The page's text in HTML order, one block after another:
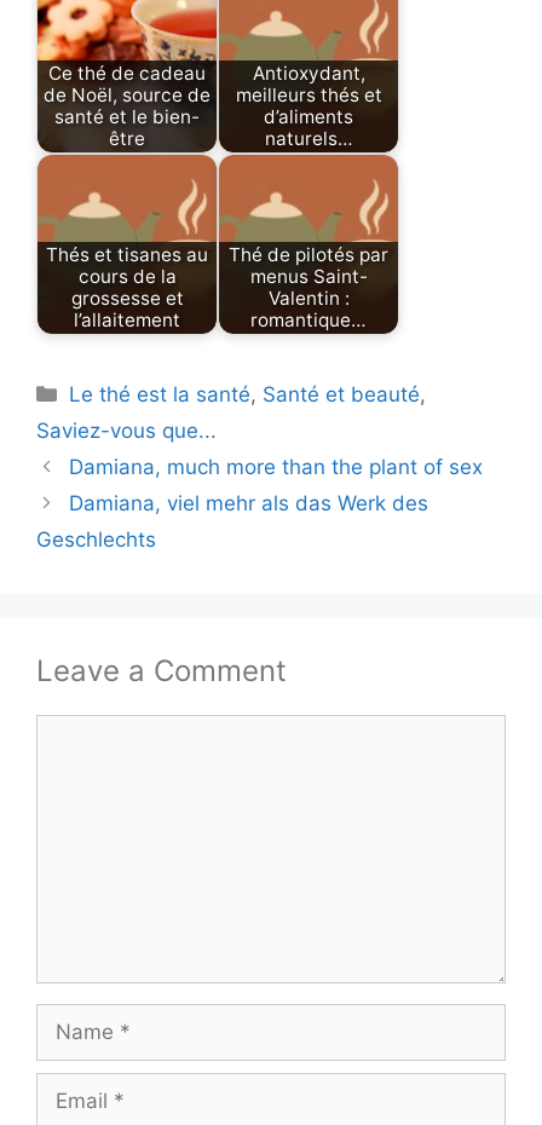
Ce thé de cadeau
de Noël, source de
santé et le bien-
être
Antioxydant,
meilleurs thés et
d’aliments
naturels…
Thés et tisanes au
cours de la
grossesse et
l’allaitement
Thé de pilotés par
menus Saint-
Valentin :
romantique…
Categories
Le thé est la santé, Santé et beauté,
Saviez-vous que...
Damiana, much more than the plant of sex
Damiana, viel mehr als das Werk des
Geschlechts
Leave a Comment